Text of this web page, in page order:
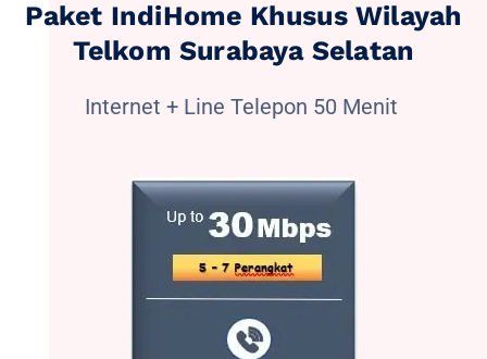
Paket IndiHome Khusus Wilayah
Telkom Surabaya Selatan
Internet + Line Telepon 50 Menit